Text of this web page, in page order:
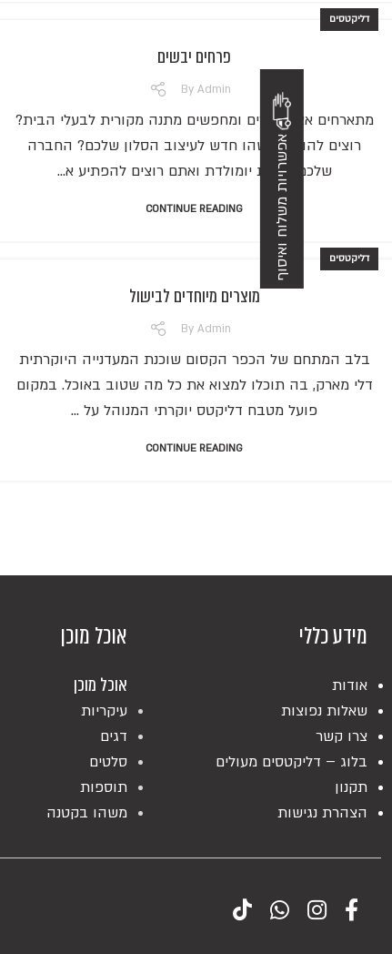
דליקטסים
פרחים יבשים
By Admin
מתארחים אצל חברים ומחפשים מתנה מקורית לבעלי הבית?
רוצים להוסיף משהו חדש לעיצוב הסלון שלכם? החברה
שלכם חוגגת יומולדת ואתם רוצים להפתיע א...
CONTINUE READING
דליקטסים
מוצרים מיוחדים לבישול
By Admin
בלב המתחם של הכפר הקסום שוכנת המעדנייה היוקרתית
דלי מארק, בה תוכלו למצוא את כל מה שטוב באוכל. במקום
פועל מטבח דליקטס יוקרתי המנוהל על ...
CONTINUE READING
אוכל מוכן
אוכל מוכן
עיקריות
דגים
סלטים
תוספות
משהו בקטנה
מידע כללי
אודות
שאלות נפוצות
צרו קשר
בלוג – דליקטסים מעולים
תקנון
הצהרת נגישות
אפשרויות משלוח ואיסוף